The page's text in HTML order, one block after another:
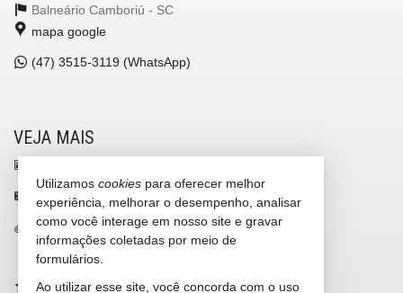
Balneário Camboriú - SC
mapa google
(47) 3515-3119 (WhatsApp)
VEJA MAIS
contato@newimoveis.net
trabalhe conosco
cadastre seu imóvel
imóveis favoritos
Utilizamos cookies para oferecer melhor
experiência, melhorar o desempenho, analisar
como você interage em nosso site e gravar
informações coletadas por meio de
formulários.
Ao utilizar esse site, você concorda com o uso